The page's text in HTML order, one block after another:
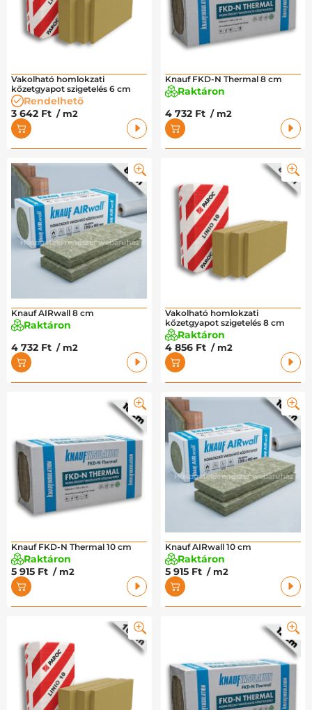
Vakolható homlokzati
kőzetgyapot szigetelés 6 cm
Rendelhető
3 642 Ft / m2
Knauf FKD-N Thermal 8 cm
Raktáron
4 732 Ft / m2
Knauf AIRwall 8 cm
Raktáron
4 732 Ft / m2
Vakolható homlokzati
kőzetgyapot szigetelés 8 cm
Raktáron
4 856 Ft / m2
Knauf FKD-N Thermal 10 cm
Raktáron
5 915 Ft / m2
Knauf AIRwall 10 cm
Raktáron
5 915 Ft / m2